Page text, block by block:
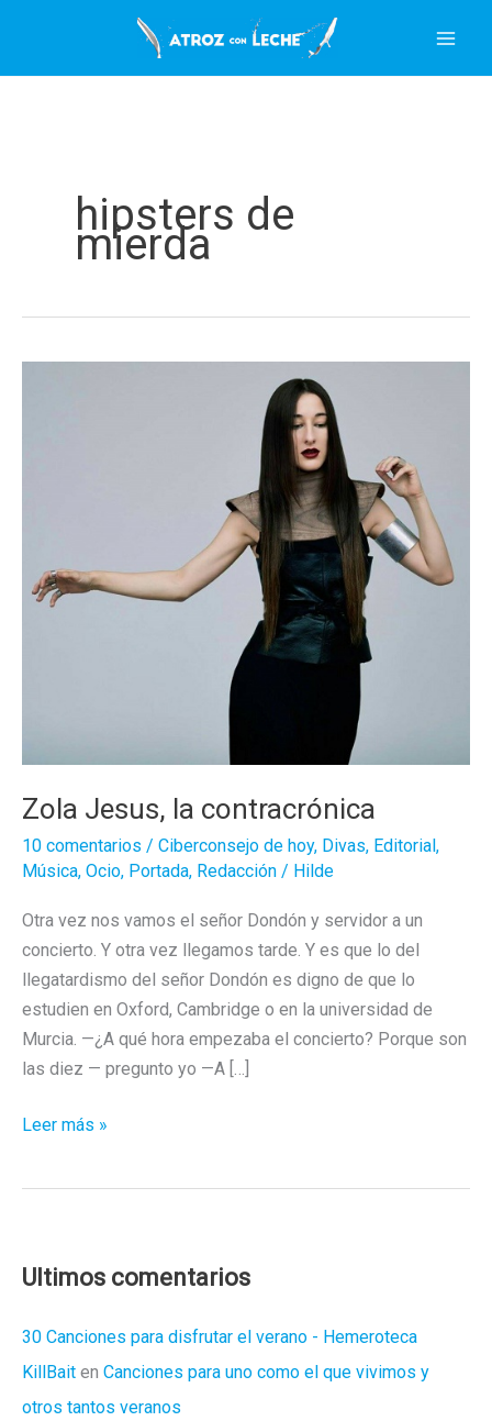
contenido
hipsters de
mierda
Zola Jesus, la contracrónica
10 comentarios / Ciberconsejo de hoy, Divas, Editorial ,
Música, Ocio, Portada, Redacción / Hilde
Otra vez nos vamos el señor Dondón y servidor a un
concierto. Y otra vez llegamos tarde. Y es que lo del
llegatardismo del señor Dondón es digno de que lo
estudien en Oxford, Cambridge o en la universidad de
Murcia. —¿A qué hora empezaba el concierto? Porque son
las diez — pregunto yo —A […]
Zola
Leer más »
Ultimos comentarios
30 Canciones para disfrutar el verano - Hemeroteca
KillBait en Canciones para uno como el que vivimos y
otros tantos veranos